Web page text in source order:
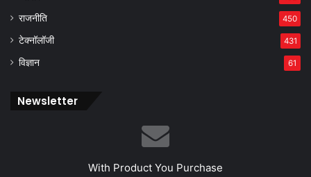
राजनीति 450
टेक्नॉलॉजी 431
विज्ञान 61
Newsletter
With Product You Purchase